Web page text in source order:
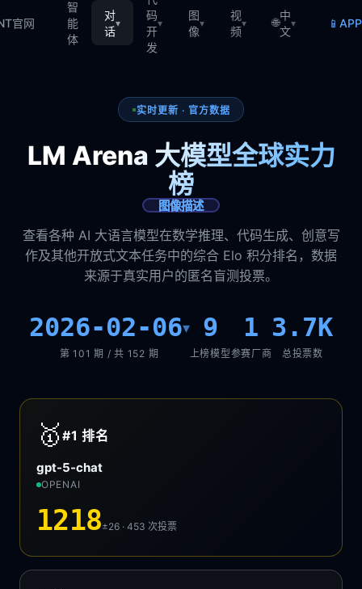
官网
智
能
体
对
话
▾
码
开
发
▾
图
像
▾
视
频
▾ 🌐
中
文
▾ 📱
实时更新 · 官方数据
LM Arena 大模型全球实力
榜
图像描述
查看各种 AI 大语言模型在数学推理、代码生成、创意写
作及其他开放式文本任务中的综合 Elo 积分排名，数据
来源于真实用户的匿名盲测投票。
2026-02-06▾
第 101 期 / 共 152 期
9
上榜模型
1
参赛厂商
3.7K
总投票数
🥇 #1排名
gpt-5-chat
OPENAI
1218±26 · 453次投票